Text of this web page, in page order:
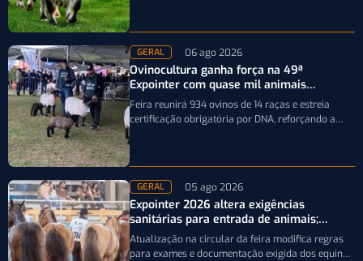
GERAL 06 ago 2026
Ovinocultura ganha força na 49ª
Expointer com quase mil animais
inscritos
Feira reunirá 934 ovinos de 14 raças e estreia
certificação obrigatória por DNA, reforçando a
GERAL 05 ago 2026
Expointer 2026 altera exigências
sanitárias para entrada de animais;
entenda
Atualização na circular da feira modifica regras
para exames e documentação exigida dos equinos